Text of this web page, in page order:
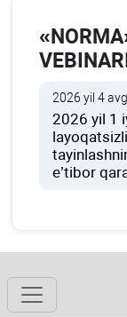
2026 yil 4
2026 yil 1
e’tibor